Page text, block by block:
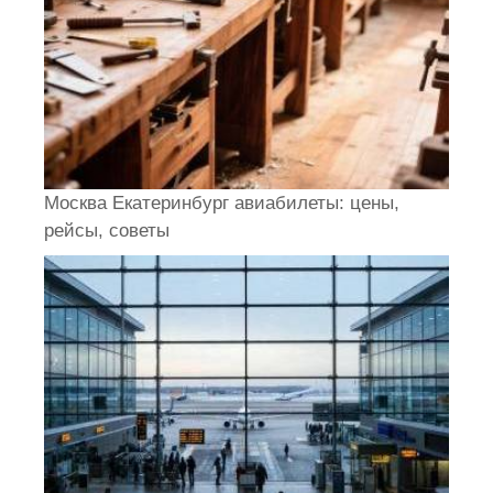
Москва Екатеринбург авиабилеты: цены,
рейсы, советы